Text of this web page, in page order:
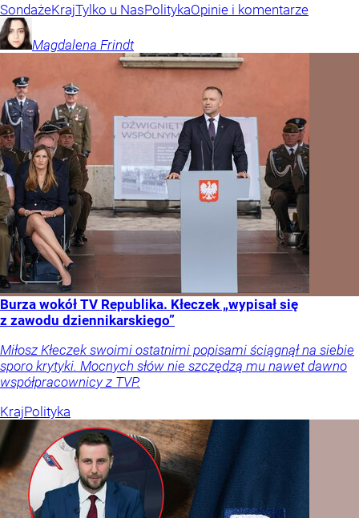
SondażeKrajTylko u NasPolitykaOpinie i komentarze
Magdalena Frindt
Burza wokół TV Republika. Kłeczek „wypisał się
z zawodu dziennikarskiego”
Miłosz Kłeczek swoimi ostatnimi popisami ściągnął na siebie
sporo krytyki. Mocnych słów nie szczędzą mu nawet dawno
współpracownicy z TVP.
KrajPolityka